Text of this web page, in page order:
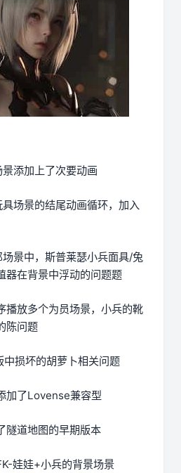
添加上了次要动画
场景的结尾动画循环，加入
景中，斯普莱瑟小兵面具/兔
器在背景中浮动的问题题
播放多个为员场景，小兵的靴
陈问题
损坏的胡萝卜相关问题
加了Lovense兼容型
隧道地图的早期版本
娃娃+小兵的背景场景